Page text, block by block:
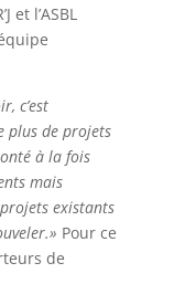
et l’ASBL
c’est
plus de projets
à la fois
mais
existants
Pour ce
de